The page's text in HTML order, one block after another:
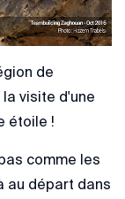
de
visite d'une
étoile !
comme les
au départ dans